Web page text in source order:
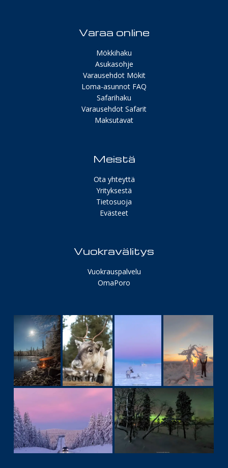
Varaa online
Mökkihaku
Asukasohje
Varausehdot Mökit
Loma-asunnot FAQ
Safarihaku
Varausehdot Safarit
Maksutavat
Meistä
Ota yhteyttä
Yrityksestä
Tietosuoja
Evästeet
Vuokravälitys
Vuokrauspalvelu
OmaPoro